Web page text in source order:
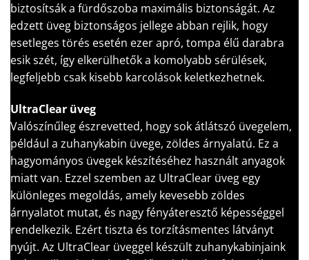
biztosítsák a fürdőszoba maximális biztonságát. Az
edzett üveg biztonságos jellege abban rejlik, hogy
esetleges törés esetén ezer apró, tompa élű darabra
esik szét, így elkerülhetők a komolyabb sérülések,
legfeljebb csak kisebb karcolások keletkezhetnek.
UltraClear üveg
Valószínűleg észrevetted, hogy sok átlátszó üvegelem,
például a zuhanykabin üvege, zöldes árnyalatú. Ez a
hagyományos üvegek készítéséhez használt anyagok
miatt van. Ezzel szemben az UltraClear üveg egy
különleges megoldás, amely kevesebb zöldes
árnyalatot mutat, és nagy fényáteresztő képességgel
rendelkezik. Ezért tiszta és torzításmentes látványt
nyújt. Az UltraClear üveggel készült zuhanykabinjaink